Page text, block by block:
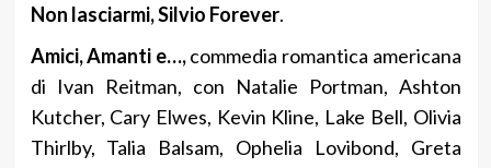
Non lasciarmi, Silvio Forever.
Amici, Amanti e…,commedia romantica americana
di Ivan Reitman, con Natalie Portman, Ashton
Kutcher, Cary Elwes, Kevin Kline, Lake Bell, Olivia
Thirlby, Talia Balsam, Ophelia Lovibond, Greta